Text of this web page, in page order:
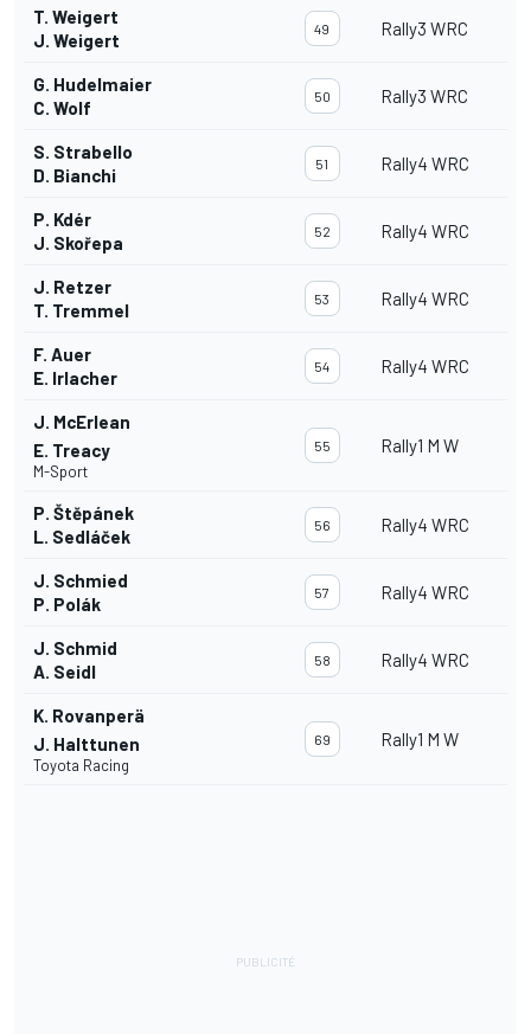
T. Weigert
J. Weigert
49 Rally3 WRC
G. Hudelmaier
C. Wolf
50 Rally3 WRC
S. Strabello
D. Bianchi
51 Rally4 WRC
P. Kdér
J. Skořepa
52 Rally4 WRC
J. Retzer
T. Tremmel
53 Rally4 WRC
F. Auer
E. Irlacher
54 Rally4 WRC
J. McErlean
E. Treacy
M-Sport
55 Rally1 M W
P. Štěpánek
L. Sedláček
56 Rally4 WRC
J. Schmied
P. Polák
57 Rally4 WRC
J. Schmid
A. Seidl
58 Rally4 WRC
K. Rovanperä
J. Halttunen
Toyota Racing
69 Rally1 M W